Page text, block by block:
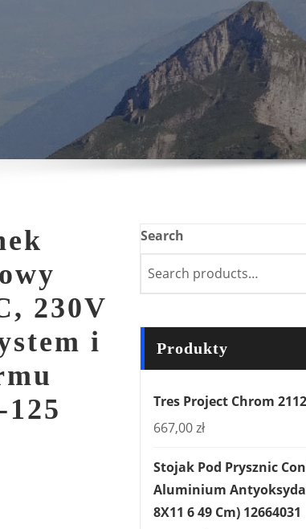
230V
i
Search
Produkty
Tres Project Chrom
667,00zł
Stojak Pod Prysznic
Aluminium
8X11 6 49 Cm) 12664031